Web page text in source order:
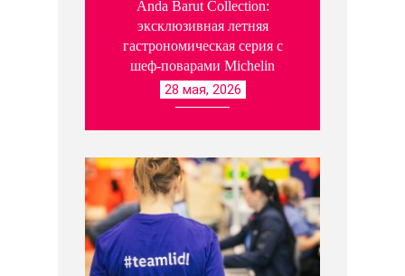
Anda Barut Collection:
эксклюзивная летняя
гастрономическая серия с
шеф-поварами Michelin
28 мая, 2026